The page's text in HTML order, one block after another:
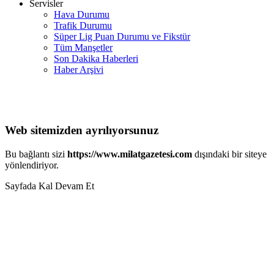
Servisler
Hava Durumu
Trafik Durumu
Süper Lig Puan Durumu ve Fikstür
Tüm Manşetler
Son Dakika Haberleri
Haber Arşivi
Web sitemizden ayrılıyorsunuz
Bu bağlantı sizi https://www.milatgazetesi.com dışındaki bir siteye
yönlendiriyor.
Sayfada Kal Devam Et